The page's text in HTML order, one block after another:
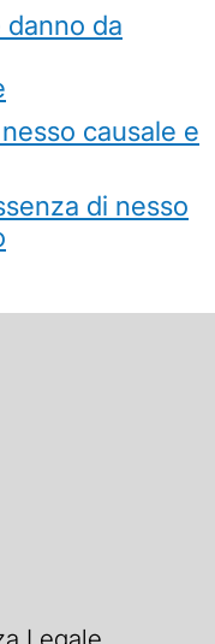
da
causale e
di nesso